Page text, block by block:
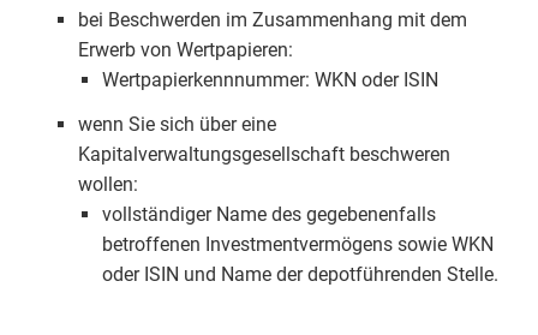
bei Beschwerden im Zusammenhang mit dem
Erwerb von Wertpapieren:
Wertpapierkennnummer: WKN oder ISIN
wenn Sie sich über eine
Kapitalverwaltungsgesellschaft beschweren
wollen:
vollständiger Name des gegebenenfalls
betroffenen Investmentvermögens sowie WKN
oder ISIN und Name der depotführenden Stelle.